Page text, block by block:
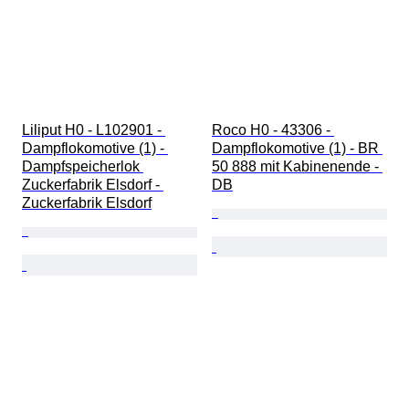
Liliput H0 - L102901 -
Dampflokomotive (1) -
Dampfspeicherlok
Zuckerfabrik Elsdorf -
Zuckerfabrik Elsdorf
Roco H0 - 43306 -
Dampflokomotive (1) - BR
50 888 mit Kabinenende -
DB